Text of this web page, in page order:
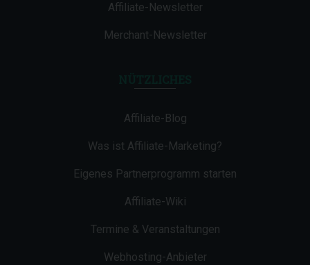
Affiliate-Newsletter
Merchant-Newsletter
Affiliate-Blog
Was ist Affiliate-Marketing?
Eigenes Partnerprogramm starten
Affiliate-Wiki
Termine & Veranstaltungen
Webhosting-Anbieter